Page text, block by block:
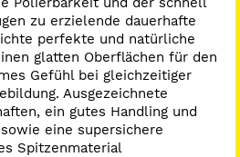
zu erzielende dauerhafte
perfekte und natürliche
glatten Oberflächen für den
Gefühl bei gleichzeitiger
Ausgezeichnete
ein gutes Handling und
eine supersichere
Spitzenmaterial